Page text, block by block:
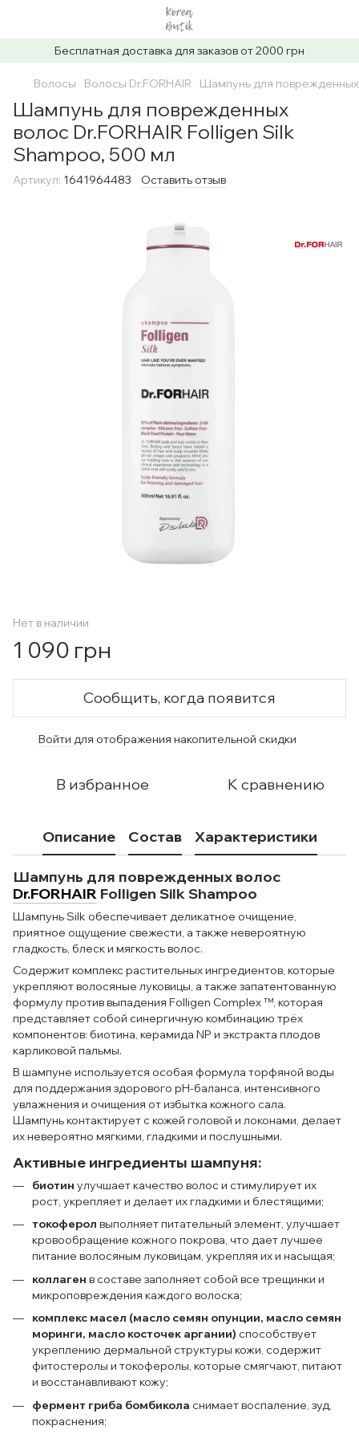
Бесплатная доставка для заказов от 2000 грн
Волосы Волосы Dr.FORHAIR Шампунь для поврежденных
Шампунь для поврежденных
волос Dr.FORHAIR Folligen Silk
Shampoo, 500 мл
Артикул: 1641964483 Оставить отзыв
Нет в наличии
1 090 грн
Сообщить, когда появится
Войти для отображения накопительной скидки
В избранное К сравнению
Описание Состав Характеристики
Шампунь для поврежденных волос
Dr.FORHAIR Folligen Silk Shampoo
Шампунь Silk обеспечивает деликатное очищение,
приятное ощущение свежести, а также невероятную
гладкость, блеск и мягкость волос.
Содержит комплекс растительных ингредиентов, которые
укрепляют волосяные луковицы, а также запатентованную
формулу против выпадения Folligen Complex ™, которая
представляет собой синергичную комбинацию трёх
компонентов: биотина, керамида NP и экстракта плодов
карликовой пальмы.
В шампуне используется особая формула торфяной воды
для поддержания здорового pH-баланса, интенсивного
увлажнения и очищения от избытка кожного сала.
Шампунь контактирует с кожей головой и локонами, делает
их невероятно мягкими, гладкими и послушными.
Активные ингредиенты шампуня:
биотин улучшает качество волос и стимулирует их
рост, укрепляет и делает их гладкими и блестящими;
токоферол выполняет питательный элемент, улучшает
кровообращение кожного покрова, что дает лучшее
питание волосяным луковицам, укрепляя их и насыщая;
коллаген в составе заполняет собой все трещинки и
микроповреждения каждого волоска;
комплекс масел (масло семян опунции, масло семян
моринги, масло косточек аргании) способствует
укреплению дермальной структуры кожи, содержит
фитостеролы и токоферолы, которые смягчают, питают
и восстанавливают кожу;
фермент гриба бомбикола cнимает воспаление, зуд,
покраснения;